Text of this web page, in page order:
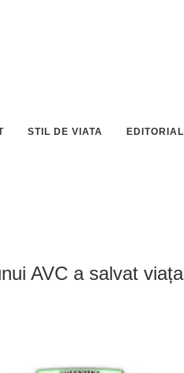
STIL DE VIATA EDITORIAL
AVC a salvat viața